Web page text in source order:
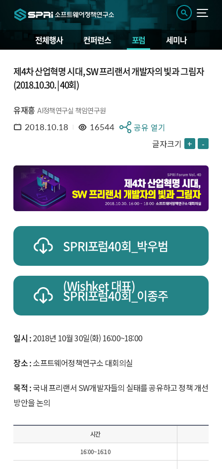
전체행사 컨퍼런스 포럼 세미나
제4차 산업혁명 시대, SW 프리랜서 개발자의 빛과 그림자
(2018.10.30. | 40회)
유재흥 AI정책연구실 책임연구원
2018.10.18 16544
공유 열기
글자크기 + -
SPRI포럼40회_박우범
(Wishket 대표)
SPRI포럼40회_이종주
(SPRi 연구원)
일시 :2018년 10월 30일(화) 16:00~18:00
장소 :소프트웨어정책연구소 대회의실
목적 :국내 프리랜서 SW개발자들의 실태를 공유하고 정책 개선
방안을 논의
시간
16:00~16:10